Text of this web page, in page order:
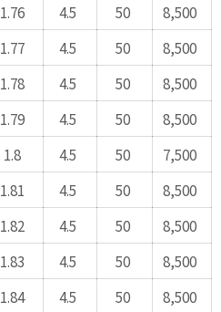
1.76 4.5 50
8,500
1.77 4.5 50
8,500
1.78 4.5 50
8,500
1.79 4.5 50
8,500
1.8 4.5 50
7,500
1.81 4.5 50
8,500
1.82 4.5 50
8,500
1.83 4.5 50
8,500
1.84 4.5 50
8,500